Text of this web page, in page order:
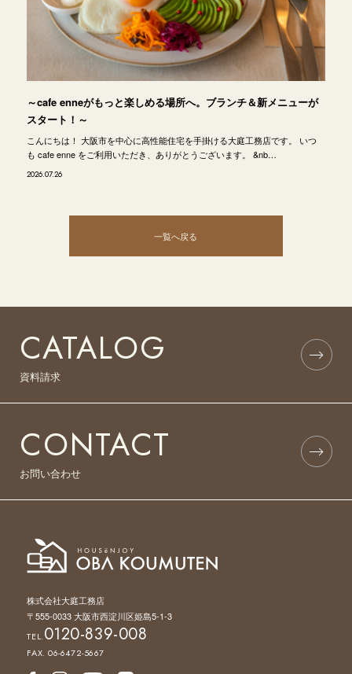
～cafe enneがもっと楽しめる場所へ。ブランチ＆新メニューが
スタート！～
こんにちは！ 大阪市を中心に高性能住宅を手掛ける大庭工務店です。 いつ
も cafe enne をご利用いただき、ありがとうございます。 &nb…
2026.07.26
一覧へ戻る
CATALOG
資料請求
CONTACT
お問い合わせ
株式会社大庭工務店
〒555-0033 大阪市西淀川区姫島5-1-3
TEL.0120-839-008
FAX. 06-6472-5667